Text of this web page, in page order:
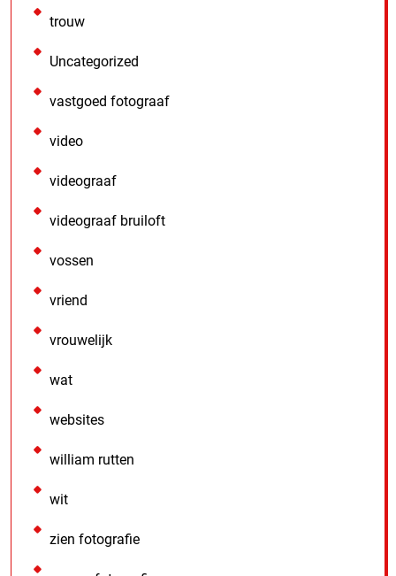
trouw
Uncategorized
vastgoed fotograaf
video
videograaf
videograaf bruiloft
vossen
vriend
vrouwelijk
wat
websites
william rutten
wit
zien fotografie